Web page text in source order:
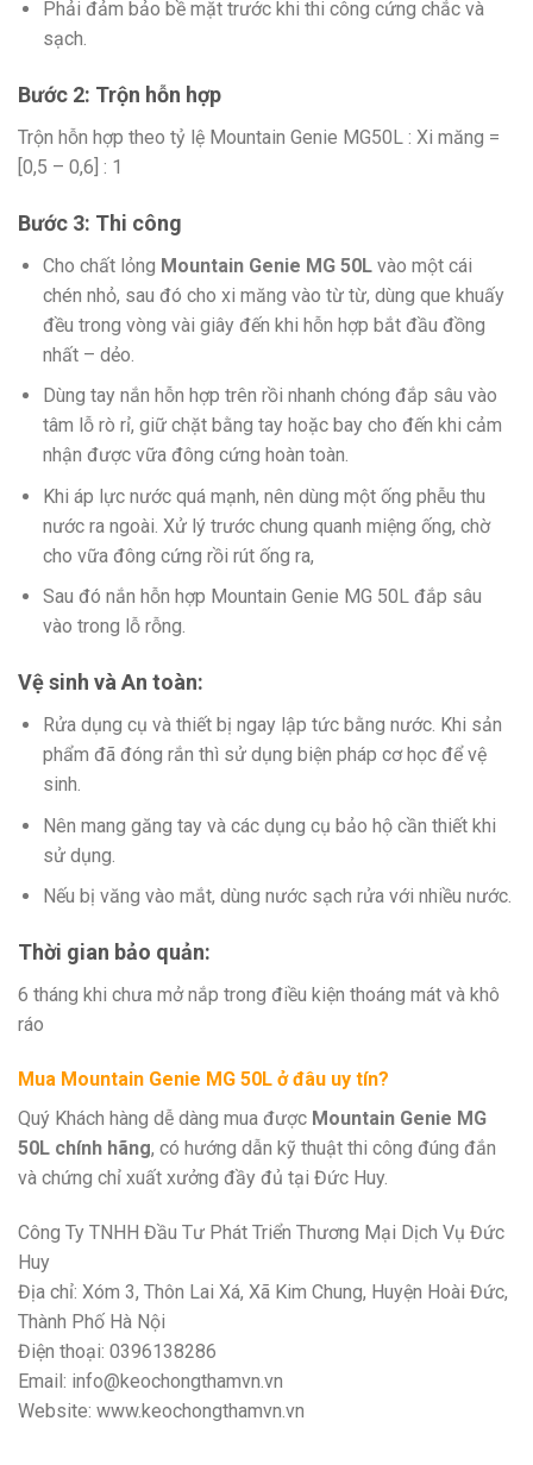
Phải đảm bảo bề mặt trước khi thi công cứng chắc và
sạch.
Bước 2: Trộn hỗn hợp
Trộn hỗn hợp theo tỷ lệ Mountain Genie MG50L : Xi măng =
[0,5 – 0,6] : 1
Bước 3: Thi công
Cho chất lỏng Mountain Genie MG 50Lvào một cái
chén nhỏ, sau đó cho xi măng vào từ từ, dùng que khuấy
đều trong vòng vài giây đến khi hỗn hợp bắt đầu đồng
nhất – dẻo.
Dùng tay nắn hỗn hợp trên rồi nhanh chóng đắp sâu vào
tâm lỗ rò rỉ, giữ chặt bằng tay hoặc bay cho đến khi cảm
nhận được vữa đông cứng hoàn toàn.
Khi áp lực nước quá mạnh, nên dùng một ống phễu thu
nước ra ngoài. Xử lý trước chung quanh miệng ống, chờ
cho vữa đông cứng rồi rút ống ra,
Sau đó nắn hỗn hợp Mountain Genie MG 50L đắp sâu
vào trong lỗ rỗng.
Vệ sinh và An toàn:
Rửa dụng cụ và thiết bị ngay lập tức bằng nước. Khi sản
phẩm đã đóng rắn thì sử dụng biện pháp cơ học để vệ
sinh.
Nên mang găng tay và các dụng cụ bảo hộ cần thiết khi
sử dụng.
Nếu bị văng vào mắt, dùng nước sạch rửa với nhiều nước.
Thời gian bảo quản:
6 tháng khi chưa mở nắp trong điều kiện thoáng mát và khô
ráo
Mua Mountain Genie MG 50L ở đâu uy tín?
Quý Khách hàng dễ dàng mua được Mountain Genie MG
50L chính hãng, có hướng dẫn kỹ thuật thi công đúng đắn
và chứng chỉ xuất xưởng đầy đủ tại Đức Huy.
Công Ty TNHH Đầu Tư Phát Triển Thương Mại Dịch Vụ Đức
Huy
Địa chỉ: Xóm 3, Thôn Lai Xá, Xã Kim Chung, Huyện Hoài Đức,
Thành Phố Hà Nội
Điện thoại: 0396138286
Email: info@keochongthamvn.vn
Website: www.keochongthamvn.vn